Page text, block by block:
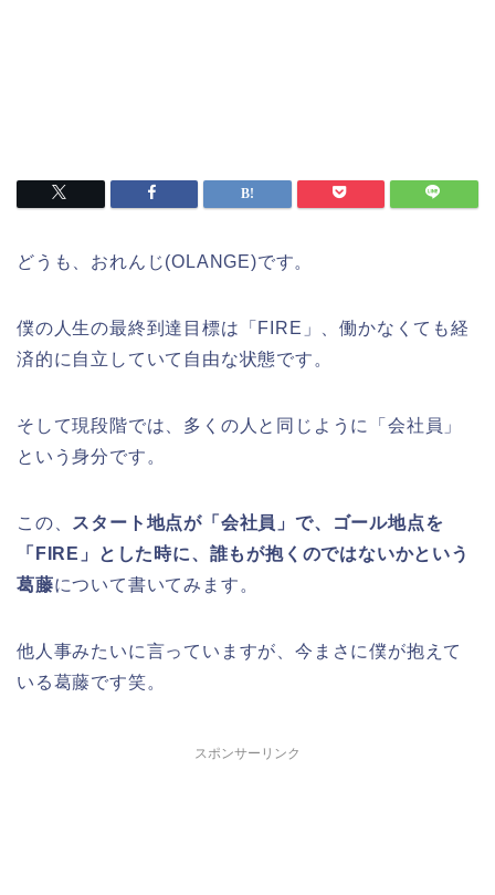
どうも、おれんじ(OLANGE)です。
僕の人生の最終到達目標は「FIRE」、働かなくても経
済的に自立していて自由な状態です。
そして現段階では、多くの人と同じように「会社員」
という身分です。
この、 スタート地点が「会社員」で、ゴール地点を
「FIRE」とした時に、誰もが抱くのではないかという
葛藤について書いてみます。
他人事みたいに言っていますが、今まさに僕が抱えて
いる葛藤です笑。
スポンサーリンク